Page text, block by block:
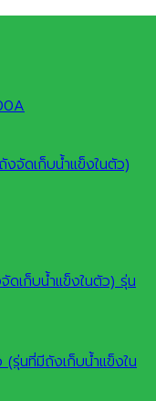
ดเก็บน้ำแข็งในตัว) รุ่น